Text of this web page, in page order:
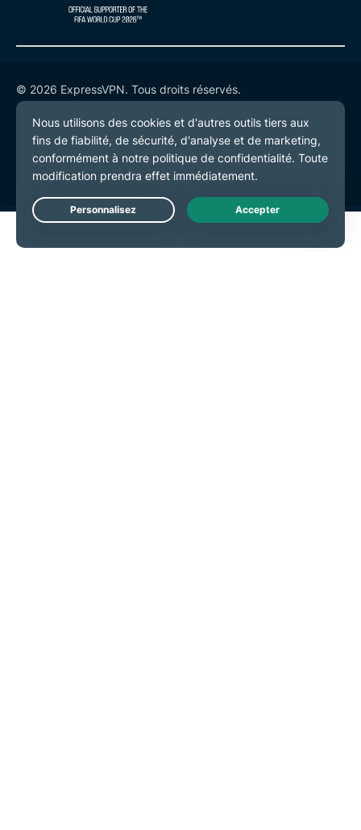
© 2026 ExpressVPN. Tous droits réservés.
Politique de confidentialité
Conditions de service
Préférences de cookies
Live Chat